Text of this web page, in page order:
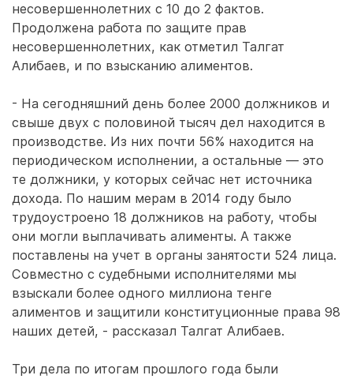
несовершеннолетних с 10 до 2 фактов.
Продолжена работа по защите прав
несовершеннолетних, как отметил Талгат
Алибаев, и по взысканию алиментов.
- На сегодняшний день более 2000 должников и
свыше двух с половиной тысяч дел находится в
производстве. Из них почти 56% находится на
периодическом исполнении, а остальные — это
те должники, у которых сейчас нет источника
дохода. По нашим мерам в 2014 году было
трудоустроено 18 должников на работу, чтобы
они могли выплачивать алименты. А также
поставлены на учет в органы занятости 524 лица.
Совместно с судебными исполнителями мы
взыскали более одного миллиона тенге
алиментов и защитили конституционные права 98
наших детей, - рассказал Талгат Алибаев.
Три дела по итогам прошлого года были